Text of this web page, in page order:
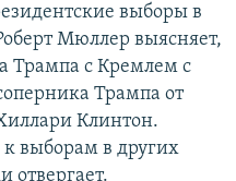
выборы в
Мюллер выясняет,
Трампа с Кремлем с
Трампа от
Клинтон.
выборам в других
отвергает.